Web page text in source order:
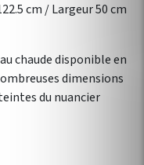
cm / Largeur 50 cm
chaude disponible en
dimensions
du nuancier